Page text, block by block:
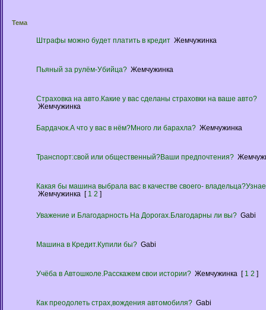
Тема
Штрафы можно будет платить в кредит Жемчужинка
Пьяный за рулём-Убийца? Жемчужинка
Страховка на авто.Какие у вас сделаны страховки на ваше авто?
Жемчужинка
Бардачок.А что у вас в нём?Много ли барахла? Жемчужинка
Транспорт:свой или общественный?Ваши предпочтения?
Какая бы машина выбрала вас в качестве своего-
Жемчужинка [ 1 2 ]
Уважение и Благодарность На Дорогах.Благодарны ли вы? Gabi
Машина в Кредит.Купили бы? Gabi
Учёба в Автошколе.Расскажем свои истории? Жемчужинка [ 1 2 ]
Как преодолеть страх,вождения автомобиля? Gabi